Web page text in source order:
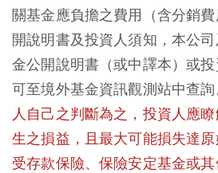
關基金應負擔之費用（含分銷
開說明書及投資人須知，本公
金公開說明書（或中譯本）或
可至境外基金資訊觀測站中查詢
人自己之判斷為之，投資人應
生之損益，且最大可能損失達
受存款保險、保險安定基金或